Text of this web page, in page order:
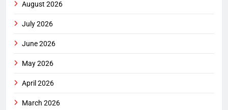
August 2026
July 2026
June 2026
May 2026
April 2026
March 2026